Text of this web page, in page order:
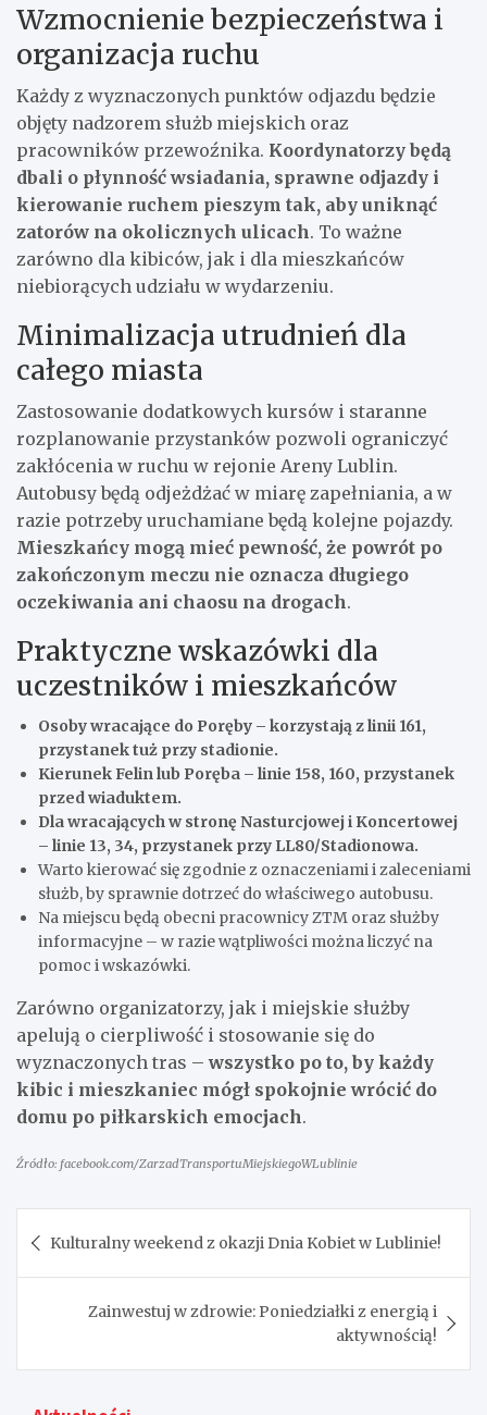
Wzmocnienie bezpieczeństwa i
organizacja ruchu
Każdy z wyznaczonych punktów odjazdu będzie
objęty nadzorem służb miejskich oraz
pracowników przewoźnika. Koordynatorzy będą
dbali o płynność wsiadania, sprawne odjazdy i
kierowanie ruchem pieszym tak, aby uniknąć
zatorów na okolicznych ulicach. To ważne
zarówno dla kibiców, jak i dla mieszkańców
niebiorących udziału w wydarzeniu.
Minimalizacja utrudnień dla
całego miasta
Zastosowanie dodatkowych kursów i staranne
rozplanowanie przystanków pozwoli ograniczyć
zakłócenia w ruchu w rejonie Areny Lublin.
Autobusy będą odjeżdżać w miarę zapełniania, a w
razie potrzeby uruchamiane będą kolejne pojazdy.
Mieszkańcy mogą mieć pewność, że powrót po
zakończonym meczu nie oznacza długiego
oczekiwania ani chaosu na drogach.
Praktyczne wskazówki dla
uczestników i mieszkańców
Osoby wracające do Poręby – korzystają z linii 161,
przystanek tuż przy stadionie.
Kierunek Felin lub Poręba – linie 158, 160, przystanek
przed wiaduktem.
Dla wracających w stronę Nasturcjowej i Koncertowej
– linie 13, 34, przystanek przy LL80/Stadionowa.
Warto kierować się zgodnie z oznaczeniami i zaleceniami
służb, by sprawnie dotrzeć do właściwego autobusu.
Na miejscu będą obecni pracownicy ZTM oraz służby
informacyjne – w razie wątpliwości można liczyć na
pomoc i wskazówki.
Zarówno organizatorzy, jak i miejskie służby
apelują o cierpliwość i stosowanie się do
wyznaczonych tras –wszystko po to, by każdy
kibic i mieszkaniec mógł spokojnie wrócić do
domu po piłkarskich emocjach.
Źródło: facebook.com/ZarzadTransportuMiejskiegoWLublinie
wpisu
Kulturalny weekend z okazji Dnia Kobiet w Lublinie!
Zainwestuj w zdrowie: Poniedziałki z energią i
aktywnością!